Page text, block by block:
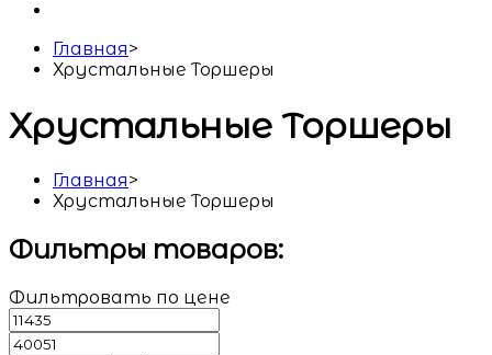
Главная>
Хрустальные Торшеры
Хрустальные Торшеры
Главная>
Хрустальные Торшеры
Фильтры товаров:
Фильтровать по цене